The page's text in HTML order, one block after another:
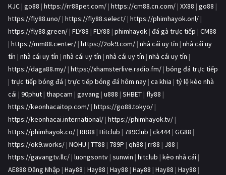
KJC | go88 | https://rr88pet.com/ | https://cm88.cn.com/ | XX88 | go88 |
https://fly88.uno/ | https://fly88.select/ | https://phimhayok.onl/ |
https://fly88.green/ | FLY88 | FLY88 | phimhayok | đá gà trực tiếp | CM88
| https://mm88.center/ | https://2ok9.com/ | nhà cái uy tín | nhà cái uy
tín | nhà cái uy tín | nhà cái uy tín | nhà cái uy tín | nhà cái uy tín |
https://daga88.my/ | https://xhamsterlive.radio.fm/ | bóng đá trực tiếp
| trực tiếp bóng đá | trực tiếp bóng đá hôm nay | ca khia | tỷ lệ kèo nhà
cái | 90phut | thapcam | gavang | u888 | SHBET | fly88 |
https://keonhacaitop.com/ | https://go88.tokyo/ |
https://keonhacai.international/ | https://phimhayok.tv/ |
https://phimhayok.co/ | RR88 | Hitclub | 789Club | ck444| GG88 |
https://ok9.works/ | NOHU | TT88 | 789P | qh88 | rr88 | J88 |
https://gavangtv.llc/ | luongsontv | sunwin | hitclub | kèo nhà cái |
AE888 Đăng Nhập | Hay88 | Hay88 | Hay88 | Hay88 | Hay88 | Hay88 |